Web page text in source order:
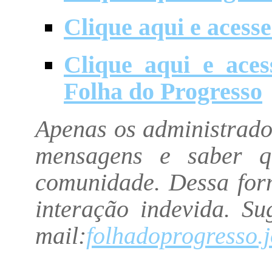
Clique aqui e
Clique aqui e
Folha do Progresso
Apenas os
mensagens e saber
comunidade. Dessa
interação indevida.
mail: